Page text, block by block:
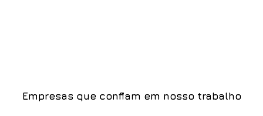
Empresas que confiam em nosso trabalho